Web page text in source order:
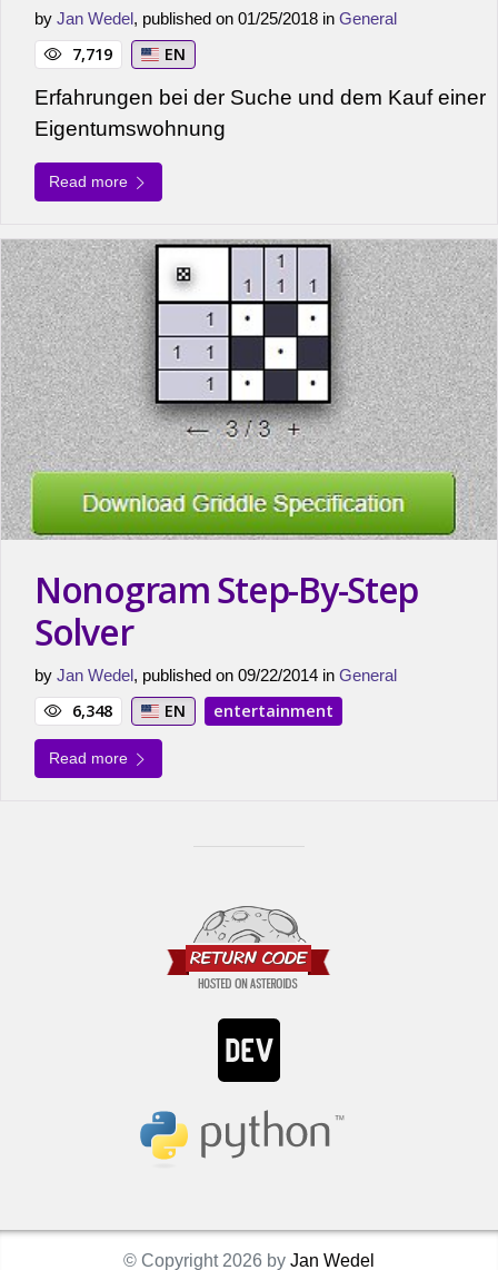
by Jan Wedel, published on 01/25/2018 in General
7,719 EN
Erfahrungen bei der Suche und dem Kauf einer
Eigentumswohnung
Read more
Nonogram Step-By-Step
Solver
by Jan Wedel, published on 09/22/2014 in General
6,348 EN entertainment
Read more
© Copyright 2026 by Jan Wedel